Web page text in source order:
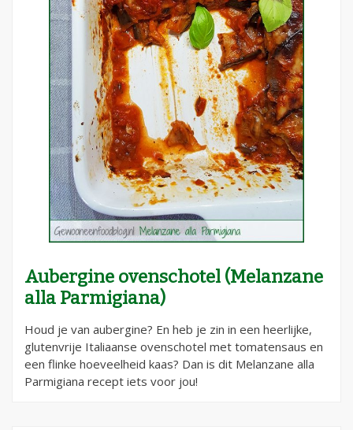
Aubergine ovenschotel (Melanzane
alla Parmigiana)
Houd je van aubergine? En heb je zin in een heerlijke,
glutenvrije Italiaanse ovenschotel met tomatensaus en
een flinke hoeveelheid kaas? Dan is dit Melanzane alla
Parmigiana recept iets voor jou!